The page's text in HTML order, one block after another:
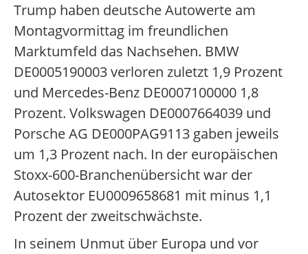
Trump haben deutsche Autowerte am
Montagvormittag im freundlichen
Marktumfeld das Nachsehen. BMW
DE0005190003 verloren zuletzt 1,9 Prozent
und Mercedes-Benz DE0007100000 1,8
Prozent. Volkswagen DE0007664039 und
Porsche AG DE000PAG9113 gaben jeweils
um 1,3 Prozent nach. In der europäischen
Stoxx-600-Branchenübersicht war der
Autosektor EU0009658681 mit minus 1,1
Prozent der zweitschwächste.
In seinem Unmut über Europa und vor